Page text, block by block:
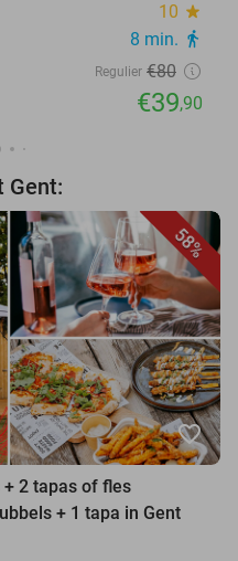
10 star
8 min. directions_walk
Regulier €80
€39,90
Gent:
58%
favorite_border
2 tapas of fles
+ 1 tapa in Gent